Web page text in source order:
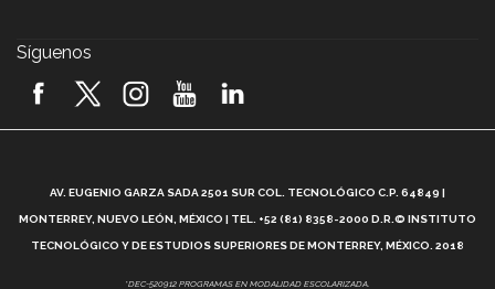
2026! (video)
¿Cómo es el Modelo Educativo Tec? (video)
Vida Tec: Feminismo e Inteligencia Artificial, Paola
Síguenos
AV. EUGENIO GARZA SADA 2501 SUR COL. TECNOLÓGICO C.P. 64849 |
MONTERREY, NUEVO LEÓN, MÉXICO | TEL. +52 (81) 8358-2000 D.R.© INSTITUTO
TECNOLÓGICO Y DE ESTUDIOS SUPERIORES DE MONTERREY, MÉXICO. 2018
*DEC-520912 PROGRAMAS EN MODALIDAD ESCOLARIZADA.